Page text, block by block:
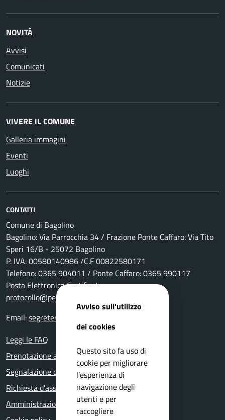
NOVITÀ
Avvisi
Comunicati
Notizie
VIVERE IL COMUNE
Galleria immagini
Eventi
Luoghi
CONTATTI
Comune di Bagolino
Bagolino: Via Parrocchia 34 / Frazione Ponte Caffaro: Via Tito
Speri 16/B - 25072 Bagolino
P. IVA: 00580140986 /C.F 00822580171
Telefono: 0365 904011 / Ponte Caffaro: 0365 990117
Posta Elettronica Certificata:
protocollo@pec.comune.bagolino.bs.it
Email:segreteria@comune.bagolino.bs.it
Leggi le FAQ
Prenotazione appuntamento
Segnalazione disservizio
Richiesta d'assistenza
Amministrazione trasparente
Avviso sull'utilizzo
dei cookies
Questo sito fa uso di
cookie per migliorare
l’esperienza di
navigazione degli
utenti e per
raccogliere